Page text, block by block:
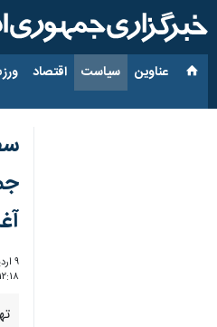
عناوین‌ سیاست اقتصاد
۱۲:۱۸